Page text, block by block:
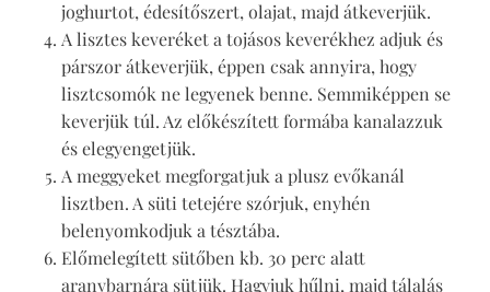
joghurtot, édesítőszert, olajat, majd átkeverjük.
A lisztes keveréket a tojásos keverékhez adjuk és
párszor átkeverjük, éppen csak annyira, hogy
lisztcsomók ne legyenek benne. Semmiképpen se
keverjük túl. Az előkészített formába kanalazzuk
és elegyengetjük.
A meggyeket megforgatjuk a plusz evőkanál
lisztben. A süti tetejére szórjuk, enyhén
belenyomkodjuk a tésztába.
Előmelegített sütőben kb. 30 perc alatt
aranybarnára sütjük. Hagyjuk hűlni, majd tálalás